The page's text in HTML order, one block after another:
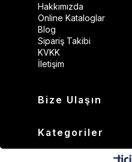
Hakkımızda
Online Kataloglar
Blog
Sipariş Takibi
KVKK
İletişim
Bize Ulaşın
Kategoriler